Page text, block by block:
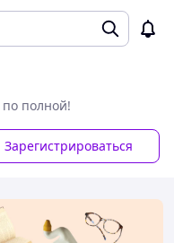
полной!
Зарегистрироваться